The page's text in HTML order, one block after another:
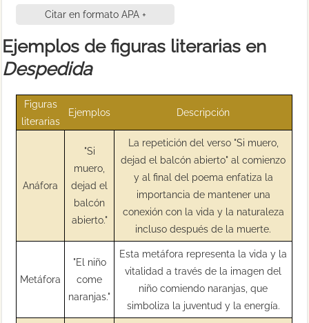
Citar en formato APA +
Ejemplos de figuras literarias en
Despedida
Figuras
literarias
Ejemplos Descripción
Anáfora
"Si
muero,
dejad el
balcón
abierto."
La repetición del verso "Si muero,
dejad el balcón abierto" al comienzo
y al final del poema enfatiza la
importancia de mantener una
conexión con la vida y la naturaleza
incluso después de la muerte.
Metáfora
"El niño
come
naranjas."
Esta metáfora representa la vida y la
vitalidad a través de la imagen del
niño comiendo naranjas, que
simboliza la juventud y la energía.